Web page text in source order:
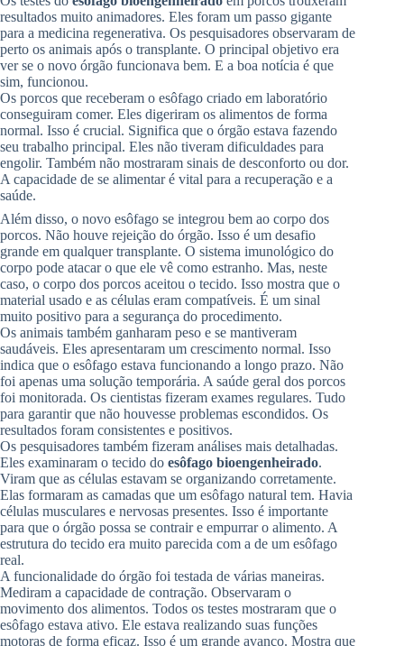
resultados muito animadores. Eles foram um passo gigante
para a medicina regenerativa. Os pesquisadores observaram de
perto os animais após o transplante. O principal objetivo era
ver se o novo órgão funcionava bem. E a boa notícia é que
sim, funcionou.
Os porcos que receberam o esôfago criado em laboratório
conseguiram comer. Eles digeriram os alimentos de forma
normal. Isso é crucial. Significa que o órgão estava fazendo
seu trabalho principal. Eles não tiveram dificuldades para
engolir. Também não mostraram sinais de desconforto ou dor.
A capacidade de se alimentar é vital para a recuperação e a
saúde.
Além disso, o novo esôfago se integrou bem ao corpo dos
porcos. Não houve rejeição do órgão. Isso é um desafio
grande em qualquer transplante. O sistema imunológico do
corpo pode atacar o que ele vê como estranho. Mas, neste
caso, o corpo dos porcos aceitou o tecido. Isso mostra que o
material usado e as células eram compatíveis. É um sinal
muito positivo para a segurança do procedimento.
Os animais também ganharam peso e se mantiveram
saudáveis. Eles apresentaram um crescimento normal. Isso
indica que o esôfago estava funcionando a longo prazo. Não
foi apenas uma solução temporária. A saúde geral dos porcos
foi monitorada. Os cientistas fizeram exames regulares. Tudo
para garantir que não houvesse problemas escondidos. Os
resultados foram consistentes e positivos.
Os pesquisadores também fizeram análises mais detalhadas.
Eles examinaram o tecido do esôfago bioengenheirado.
Viram que as células estavam se organizando corretamente.
Elas formaram as camadas que um esôfago natural tem. Havia
células musculares e nervosas presentes. Isso é importante
para que o órgão possa se contrair e empurrar o alimento. A
estrutura do tecido era muito parecida com a de um esôfago
real.
A funcionalidade do órgão foi testada de várias maneiras.
Mediram a capacidade de contração. Observaram o
movimento dos alimentos. Todos os testes mostraram que o
esôfago estava ativo. Ele estava realizando suas funções
motoras de forma eficaz. Isso é um grande avanço. Mostra que